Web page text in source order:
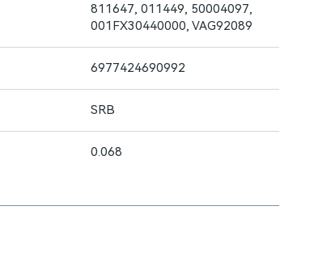
811647, 011449, 50004097,
001FX30440000, VAG92089
6977424690992
SRB
0.068